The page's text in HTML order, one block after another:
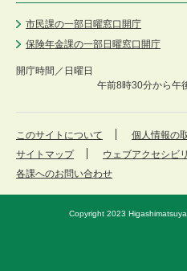
市民課の一部日曜窓口開庁
保険年金課の一部日曜窓口開庁
開庁時間／ 日曜日
午前8時30分から午
このサイトについて
個人情報の
サイトマップ
ウェブアクセシビ
各課へのお問い合わせ
Copyright 2023